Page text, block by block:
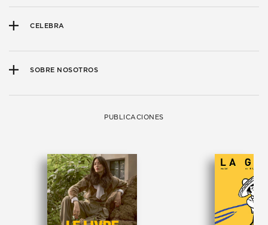
CELEBRA
SOBRE NOSOTROS
PUBLICACIONES